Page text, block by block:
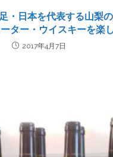
・日本を代表する山梨の
ター・ウイスキーを楽し
2017年4月7日